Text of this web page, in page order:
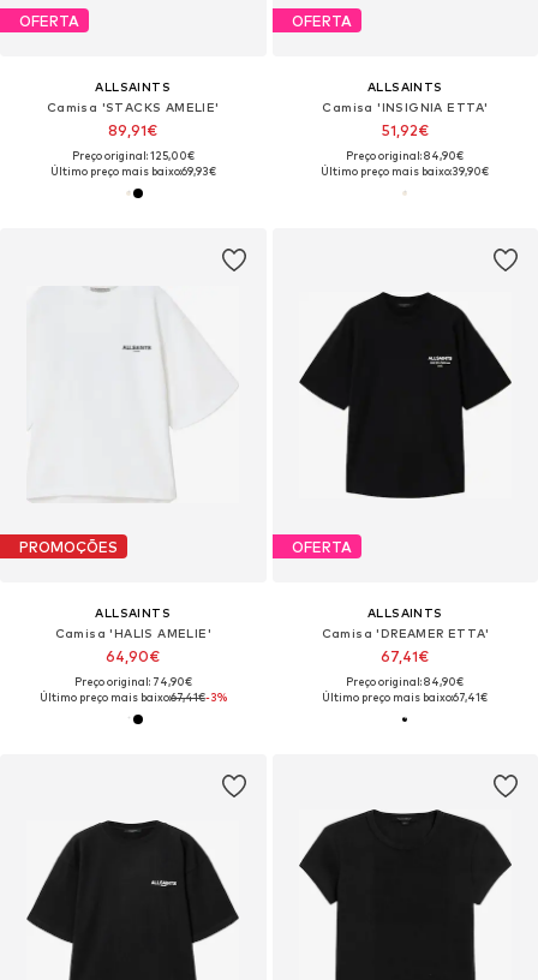
OFERTA
ALLSAINTS
Camisa 'STACKS AMELIE'
89,91€
Preço original: 125,00€
Último preço mais baixo:69,93€
OFERTA
ALLSAINTS
Camisa 'INSIGNIA ETTA'
51,92€
Preço original: 84,90€
Último preço mais baixo:39,90€
PROMOÇÕES
ALLSAINTS
Camisa 'HALIS AMELIE'
64,90€
Preço original: 74,90€
Último preço mais baixo:67,41€-3%
OFERTA
ALLSAINTS
Camisa 'DREAMER ETTA'
67,41€
Preço original: 84,90€
Último preço mais baixo:67,41€